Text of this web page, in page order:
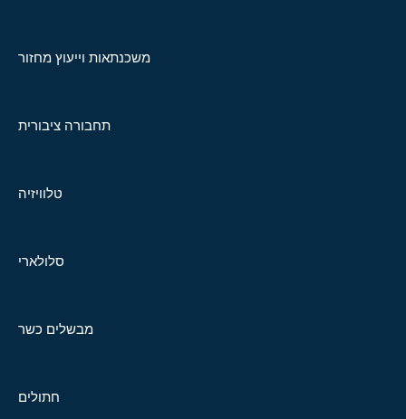
משכנתאות וייעוץ מחזור
תחבורה ציבורית
טלוויזיה
סלולארי
מבשלים כשר
חתולים